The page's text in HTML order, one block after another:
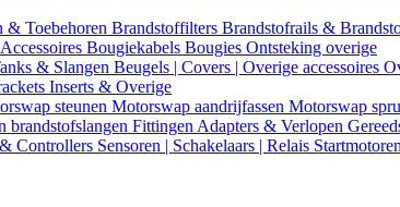
& Toebehoren Brandstoffilters Brandstofrails &
Bougiekabels Bougies Ontsteking overige
& Slangen Beugels | Covers | Overige accessoires
Inserts & Overige
steunen Motorswap aandrijfassen Motorswap
brandstofslangen Fittingen Adapters & Verlopen
Controllers Sensoren | Schakelaars | Relais